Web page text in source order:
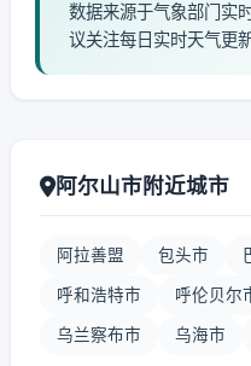
数据来源于气象部门实
议关注每日实时天气更
阿尔山市附近城市
阿拉善盟 包头市
呼和浩特市 呼伦贝尔
乌兰察布市 乌海市